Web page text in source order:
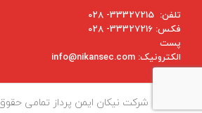
تلفن: 33327215- 028
فکس: 33327216- 028
پست
الکترونیک: info@nikansec.com
شرکت نیکان ایمن پرداز تمامی